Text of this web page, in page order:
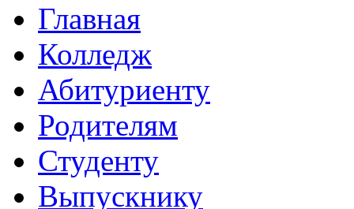
Главная
Колледж
Абитуриенту
Родителям
Студенту
Выпускнику